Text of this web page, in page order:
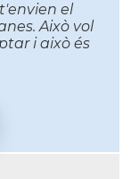
el
Això vol
i això és